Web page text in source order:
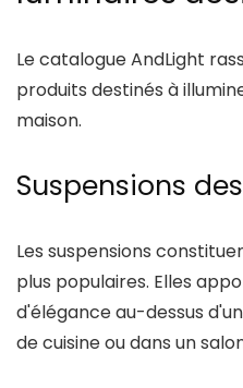
Le catalogueAndLight
produits destinés à
maison.
Suspensions
Les suspensions
plus populaires. Elles
d'élégance au-dessus
de cuisine ou dans un